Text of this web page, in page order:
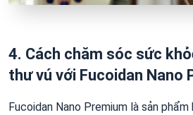
4. Cách chăm sóc sức
thư vú với Fucoidan Nano
Fucoidan Nano Premium là sản